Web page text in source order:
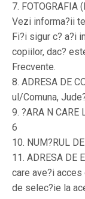
7. FOTOGRAFIA
Vezi informa?ii
Fi?i sigur c? a?i
copiilor, dac?
Frecvente.
8. ADRESA DE
ul/Comuna,
9. ?ARA N CARE
6
10. NUM?RUL
11. ADRESA DE
care ave?i
de selec?ie la